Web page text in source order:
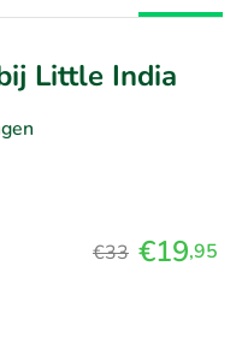
Little India
€33 €19,95